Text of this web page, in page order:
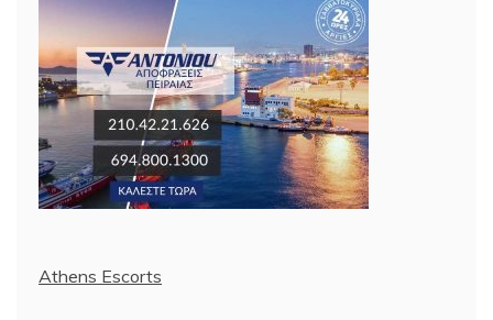
Athens Escorts